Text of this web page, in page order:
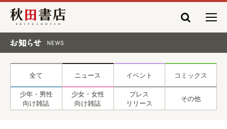
秋田書店
全て ニュース イベント コミックス
少年・男性
向け雑誌
少女・女性
向け雑誌
プレス
リリース
その他